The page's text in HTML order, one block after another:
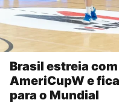
Brasil estreia
AmeriCupW e
para o Mundial